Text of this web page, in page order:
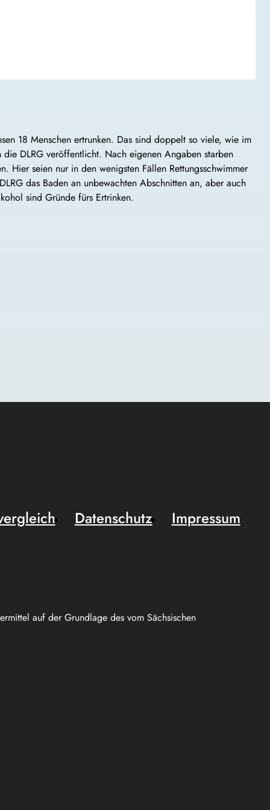
18 Menschen ertrunken. Das sind doppelt so viele, wie im
DLRG veröffentlicht. Nach eigenen Angaben starben
Hier seien nur in den wenigsten Fällen Rettungsschwimmer
das Baden an unbewachten Abschnitten an, aber auch
sind Gründe fürs Ertrinken.
auf der Grundlage des vom Sächsischen
Datenschutz
Impressum